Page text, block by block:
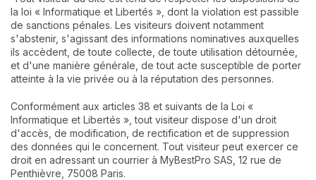
la loi « Informatique et Libertés », dont la violation est passible
de sanctions pénales. Les visiteurs doivent notamment
s'abstenir, s'agissant des informations nominatives auxquelles
ils accèdent, de toute collecte, de toute utilisation détournée,
et d'une manière générale, de tout acte susceptible de porter
atteinte à la vie privée ou à la réputation des personnes.
Conformément aux articles 38 et suivants de la Loi «
Informatique et Libertés », tout visiteur dispose d'un droit
d'accès, de modification, de rectification et de suppression
des données qui le concernent. Tout visiteur peut exercer ce
droit en adressant un courrier à MyBestPro SAS, 12 rue de
Penthièvre, 75008 Paris.